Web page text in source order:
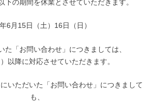
下の期間を休業とさせていただきます。
6月15日（土）16日（日）
た「お問い合わせ」につきましては、
以降に対応させていただきます。
いただいた「お問い合わせ」につきまして
も、